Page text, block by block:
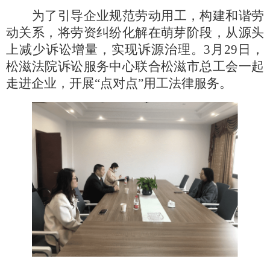
为了引导企业规范劳动用工 ，构建和谐劳
动关系，将劳资纠纷化解在萌芽阶段，从源头
上减少诉讼增量，实现诉源治理。 3月29日，
松滋法院诉讼服务中心联合松滋市总工会一起
走进企业，开展“点对点”用工法律服务。